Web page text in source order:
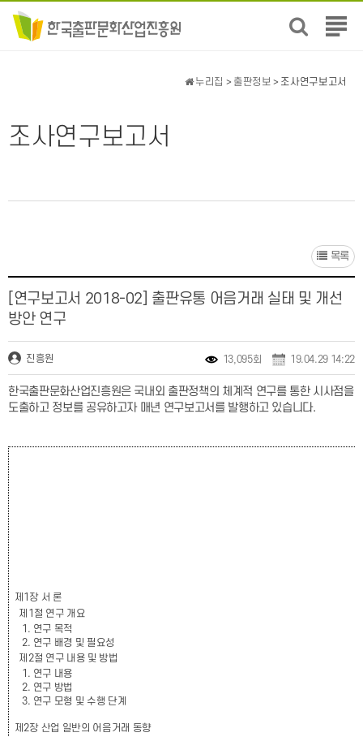
전
뉴
조사연구보고서
누리집 > 출판정보 > 조사연구보고서
목록
[연구보고서 2018-02] 출판유통 어음거래 실태 및 개선
방안 연구
진흥원 13,095회 19.04.29 14:22
한국출판문화산업진흥원은 국내외 출판정책의 체계적 연구를 통한 시사점을
도출하고 정보를 공유하고자 매년 연구보고서를 발행하고 있습니다.
제 1 장 서 론
제 1 절 연구 개요
1. 연구 목적
2. 연구 배경 및 필요성
제 2절 연구 내용 및 방법
1. 연구 내용
2. 연구 방법
3. 연구 모형 및 수행 단계
제 2장 산업 일반의 어음거래 동향